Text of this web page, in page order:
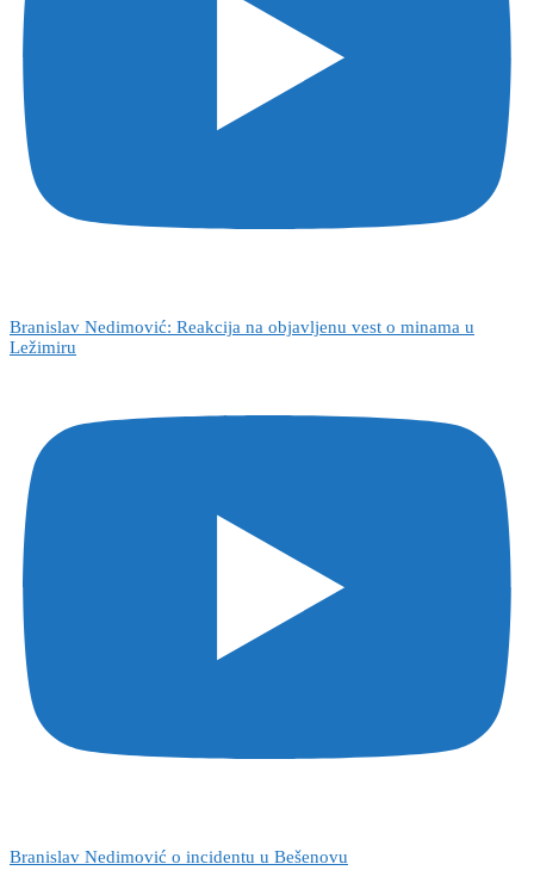
Branislav Nedimović: Reakcija na objavljenu vest o minama u
Ležimiru
Branislav Nedimović o incidentu u Bešenovu